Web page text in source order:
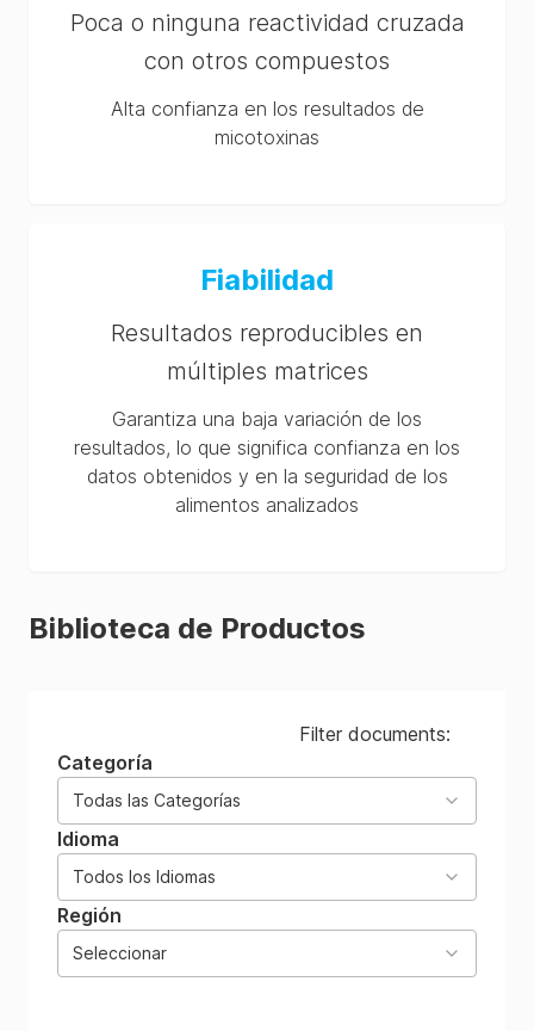
Poca o ninguna reactividad cruzada
con otros compuestos
Alta confianza en los resultados de
micotoxinas
Fiabilidad
Resultados reproducibles en
múltiples matrices
Garantiza una baja variación de los
resultados, lo que significa confianza en los
datos obtenidos y en la seguridad de los
alimentos analizados
Biblioteca de Productos
Filter documents:
Categoría
Todas las Categorías
Idioma
Todos los Idiomas
Región
Seleccionar